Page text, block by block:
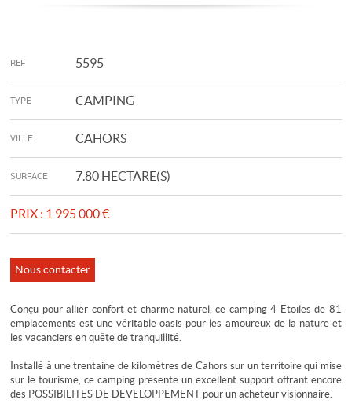
REF 5595
TYPE CAMPING
VILLE CAHORS
SURFACE 7.80 HECTARE(S)
PRIX : 1 995 000 €
Nous contacter
Conçu pour allier confort et charme naturel, ce camping 4 Etoiles de 81
emplacements est une véritable oasis pour les amoureux de la nature et
les vacanciers en quête de tranquillité.
Installé à une trentaine de kilomètres de Cahors sur un territoire qui mise
sur le tourisme, ce camping présente un excellent support offrant encore
des POSSIBILITES DE DEVELOPPEMENT pour un acheteur visionnaire.